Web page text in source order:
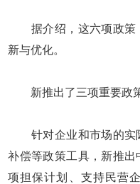
据介绍，这六项政策
新与优化。
新推出了三项重要
针对企业和市场的实
补偿等政策工具，新推
项担保计划、支持民营